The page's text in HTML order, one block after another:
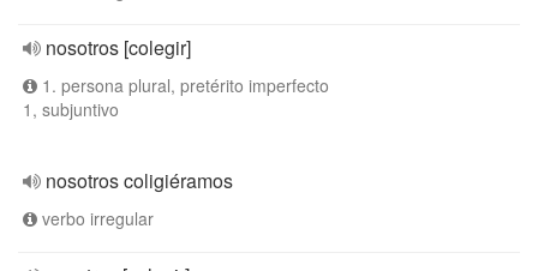
nosotros [colegir]
1. persona plural, pretérito imperfecto
1, subjuntivo
nosotros coligiéramos
verbo irregular